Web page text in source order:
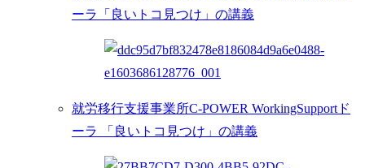
ーラ「良いトコ見つけ」の講義
就労移行支援事業所C-POWER WorkingSupportド
ーラ 「良いトコ見つけ」の講義